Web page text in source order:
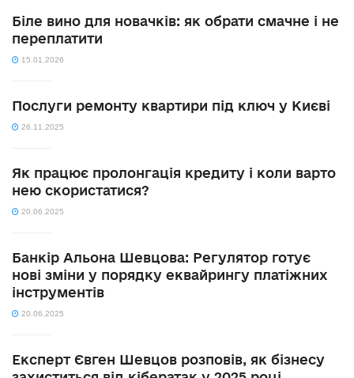
Біле вино для новачків: як обрати смачне і не
переплатити
15.01.2026
Послуги ремонту квартири під ключ у Києві
26.11.2025
Як працює пролонгація кредиту і коли варто
нею скористатися?
20.06.2025
Банкір Альона Шевцова: Регулятор готує
нові зміни у порядку еквайрингу платіжних
інструментів
20.06.2025
Експерт Євген Шевцов розповів, як бізнесу